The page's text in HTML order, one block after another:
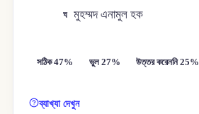
ঘ মুহম্মদ এনামুল হক
সঠিক 47% ভুল 27% উত্তর করেননি 25%
ব্যাখ্যা দেখুন